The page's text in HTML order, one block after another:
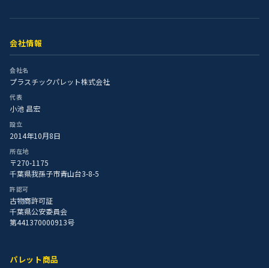
会社情報
会社名
プラスチックパレット株式会社
代表
小池 昌宏
設立
2014年10月8日
所在地
〒270-1175
千葉県我孫子市青山台3-8-5
許認可
古物商許可証
千葉県公安委員会
第441370000913号
パレット商品